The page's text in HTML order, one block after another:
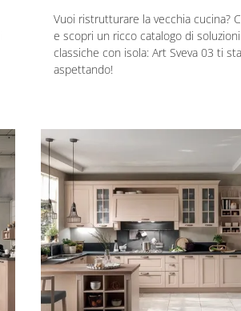
Vuoi ristrutturare la vecchia cucina?
e scopri un ricco catalogo di soluzioni
classiche con isola: Art Sveva 03 ti sta
aspettando!